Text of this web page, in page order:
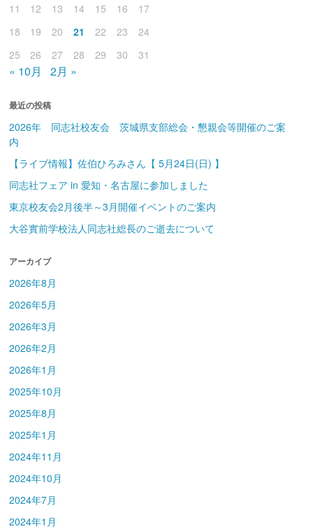
11
12 13 14 15 16
17
18
19 20 21 22 23
24
25
26 27 28 29 30 31
« 10月 2月 »
最近の投稿
2026年 同志社校友会 茨城県支部総会・懇親会等開催のご案
内
【ライブ情報】佐伯ひろみさん【 5月24日(日) 】
同志社フェア in 愛知・名古屋に参加しました
東京校友会2月後半～3月開催イベントのご案内
大谷實前学校法人同志社総長のご逝去について
アーカイブ
2026年8月
2026年5月
2026年3月
2026年2月
2026年1月
2025年10月
2025年8月
2025年1月
2024年11月
2024年10月
2024年7月
2024年1月